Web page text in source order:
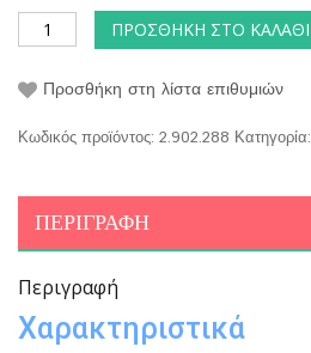
ΠΡΟΣΘΉΚΗ ΣΤΟ ΚΑΛΆΘΙ
Προσθήκη στη λίστα επιθυμιών
Κωδικός προϊόντος: 2.902.288 Κατηγορία:
ΠΕΡΙΓΡΑΦΉ
Περιγραφή
Χαρακτηριστικά